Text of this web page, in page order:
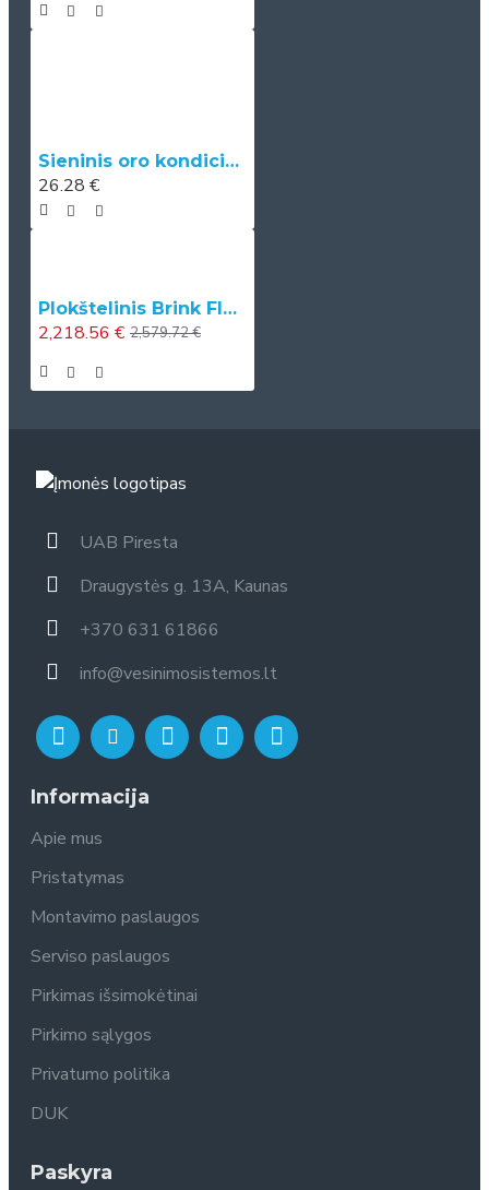
Sieninis oro kondicionieriaus laikiklis (420 mm x 800 mm, 140 kg)
26.28 €
Plokštelinis Brink Flair 225 rekuperatorius
2,218.56 € 2,579.72 €
UAB Piresta
Draugystės g. 13A, Kaunas
+370 631 61866
info@vesinimosistemos.lt
Informacija
Apie mus
Pristatymas
Montavimo paslaugos
Serviso paslaugos
Pirkimas išsimokėtinai
Pirkimo sąlygos
Privatumo politika
DUK
Paskyra